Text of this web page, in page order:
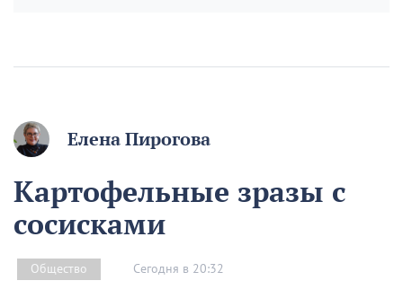
Елена Пирогова
Картофельные зразы с
сосисками
Общество Сегодня в 20:32